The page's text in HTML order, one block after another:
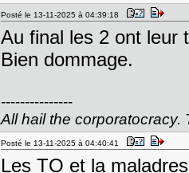
Posté le 13-11-2025 à 04:39:18
Au final les 2 ont leur
Bien dommage.
---------------
All hail the corporatocracy.
Posté le 13-11-2025 à 04:40:41
Les TO et la